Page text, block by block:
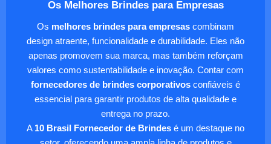
Os Melhores Brindes para Empresas
Os melhores brindes para empresas combinam
design atraente, funcionalidade e durabilidade. Eles não
apenas promovem sua marca, mas também reforçam
valores como sustentabilidade e inovação. Contar com
fornecedores de brindes corporativos confiáveis é
essencial para garantir produtos de alta qualidade e
entrega no prazo.
A 10 Brasil Fornecedor de Brindes é um destaque no